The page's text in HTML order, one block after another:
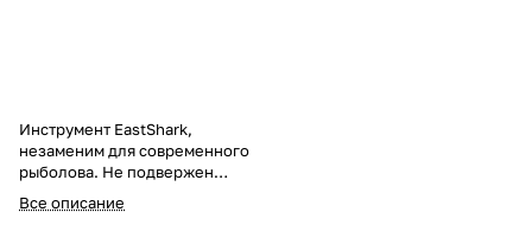
Инструмент EastShark,
незаменим для современного
рыболова. Не подвержен
коррозии. Игла такой длины
подходит для стиков и
Все описание